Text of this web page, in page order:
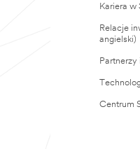
Kariera w
Relacje
angielski)
Centrum